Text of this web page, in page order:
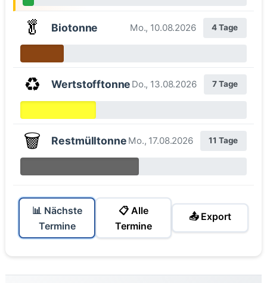
🥬 Biotonne Mo., 10.08.2026 4 Tage
♻️ Wertstofftonne Do., 13.08.2026 7 Tage
🗑️ Restmülltonne Mo., 17.08.2026 11 Tage
📊 Nächste
Termine
📋 Alle
Termine
📤 Export